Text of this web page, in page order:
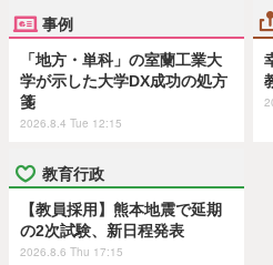
事例
「地方・単科」の室蘭工業大
学が示した大学DX成功の処方
箋
2026.8.4 Tue 12:15
教育行政
【教員採用】熊本地震で延期
の2次試験、新日程発表
2026.8.6 Thu 17:15